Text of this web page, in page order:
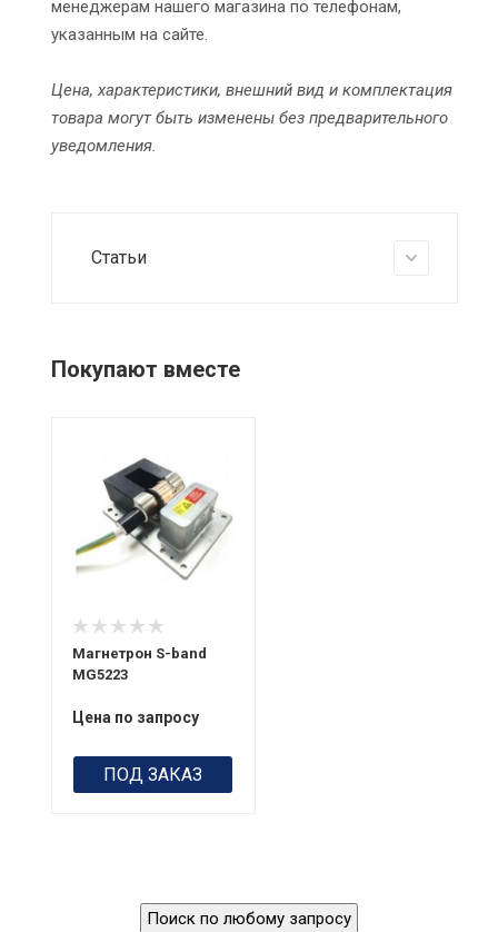
менеджерам нашего магазина по телефонам,
указанным на сайте.
Цена, характеристики, внешний вид и комплектация
товара могут быть изменены без предварительного
уведомления.
Статьи
Покупают вместе
Магнетрон S-band
MG5223
Цена по запросу
ПОД ЗАКАЗ
Поиск по любому запросу